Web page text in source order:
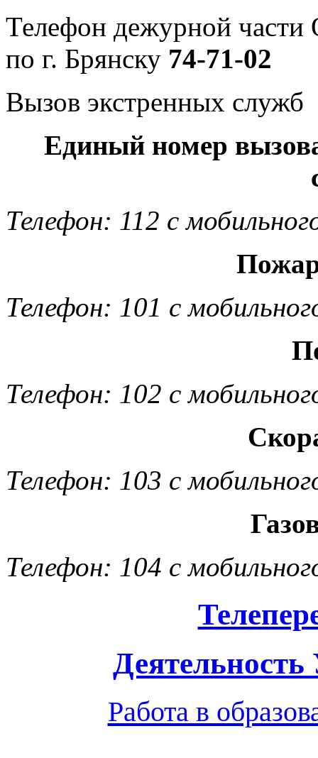
Телефон дежурной
по г. Брянску 74-71-02
Вызов экстренных служб
Единый номер
Телефон: 112 с
Телефон: 101 с
Телефон: 102 с
Телефон: 103 с
Телефон: 104 с
Работа в